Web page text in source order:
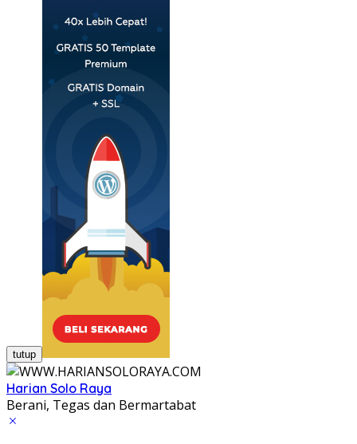
tutup
Harian Solo Raya
Berani, Tegas dan Bermartabat